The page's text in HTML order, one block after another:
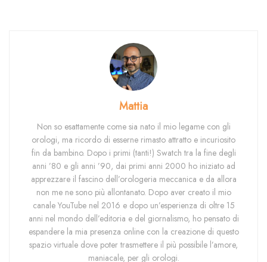
Mattia
Non so esattamente come sia nato il mio legame con gli
orologi, ma ricordo di esserne rimasto attratto e incuriosito
fin da bambino. Dopo i primi (tanti!) Swatch tra la fine degli
anni ’80 e gli anni ’90, dai primi anni 2000 ho iniziato ad
apprezzare il fascino dell’orologeria meccanica e da allora
non me ne sono più allontanato. Dopo aver creato il mio
canale YouTube nel 2016 e dopo un’esperienza di oltre 15
anni nel mondo dell’editoria e del giornalismo, ho pensato di
espandere la mia presenza online con la creazione di questo
spazio virtuale dove poter trasmettere il più possibile l’amore,
maniacale, per gli orologi.